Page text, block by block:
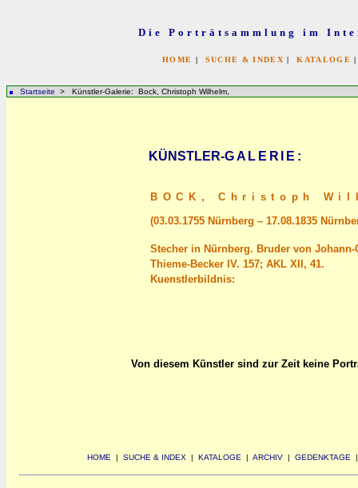
Die Porträtsammlung im
HOME | SUCHE & INDEX |KATALOGE
Startseite > Künstler-Galerie: Bock, Christoph Wilhelm,
KÜNSTLER-GALERIE :
BOCK,
Christoph
(03.03.1755 Nürnberg – 17.08.1835
Stecher in Nürnberg. Bruder von
Thieme-Becker IV. 157; AKL XII, 41.
Kuenstlerbildnis:
Von diesem Künstler sind zur Zeit keine
HOME | SUCHE & INDEX | KATALOGE | ARCHIV | GEDENKTAGE